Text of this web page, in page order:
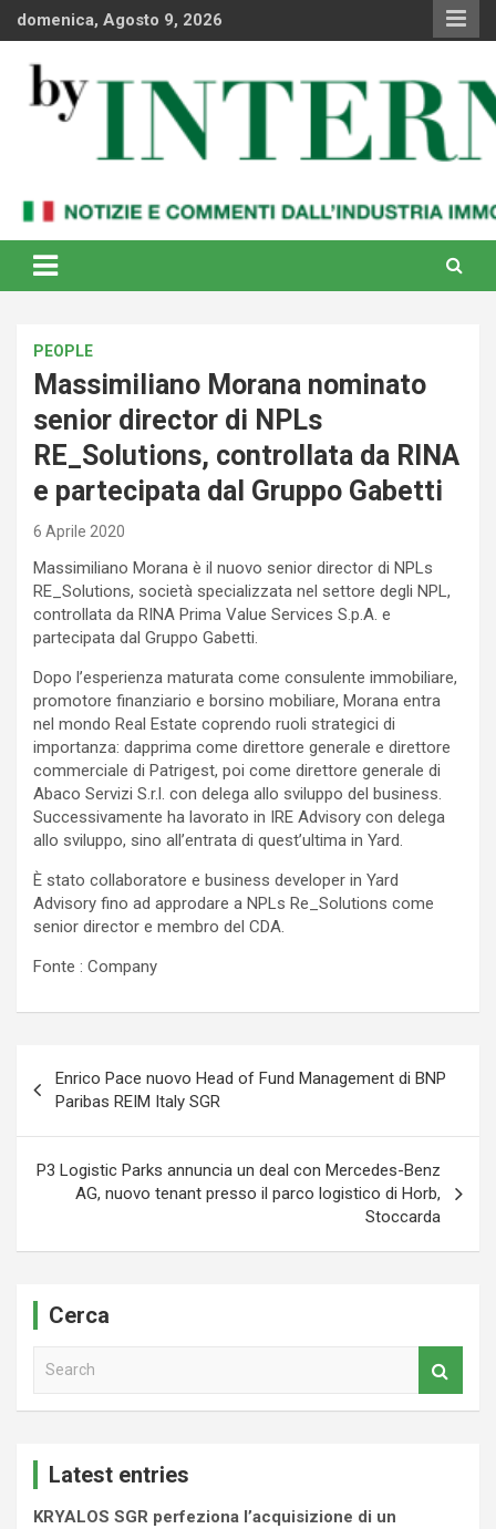
Skipdomenica, Agosto 9, 2026
By Internews
internazionale
PEOPLE
Massimiliano Morana nominato
senior director di NPLs
RE_Solutions, controllata da RINA
e partecipata dal Gruppo Gabetti
6 Aprile 2020
Massimiliano Morana è il nuovo senior director di NPLs
RE_Solutions, società specializzata nel settore degli NPL,
controllata da RINA Prima Value Services S.p.A. e
partecipata dal Gruppo Gabetti.
Dopo l’esperienza maturata come consulente immobiliare,
promotore finanziario e borsino mobiliare, Morana entra
nel mondo Real Estate coprendo ruoli strategici di
importanza: dapprima come direttore generale e direttore
commerciale di Patrigest, poi come direttore generale di
Abaco Servizi S.r.l. con delega allo sviluppo del business.
Successivamente ha lavorato in IRE Advisory con delega
allo sviluppo, sino all’entrata di quest’ultima in Yard.
È stato collaboratore e business developer in Yard
Advisory fino ad approdare a NPLs Re_Solutions come
senior director e membro del CDA.
Fonte : Company
articoli
Enrico Pace nuovo Head of Fund Management di BNP
Paribas REIM Italy SGR
P3 Logistic Parks annuncia un deal con Mercedes-Benz
AG, nuovo tenant presso il parco logistico di Horb,
Stoccarda
Cerca
Latest entries
KRYALOS SGR perfeziona l’acquisizione di un